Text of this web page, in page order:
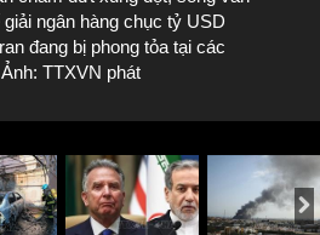
ngân hàng chục tỷ USD
đang bị phong tỏa tại các
TTXVN phát